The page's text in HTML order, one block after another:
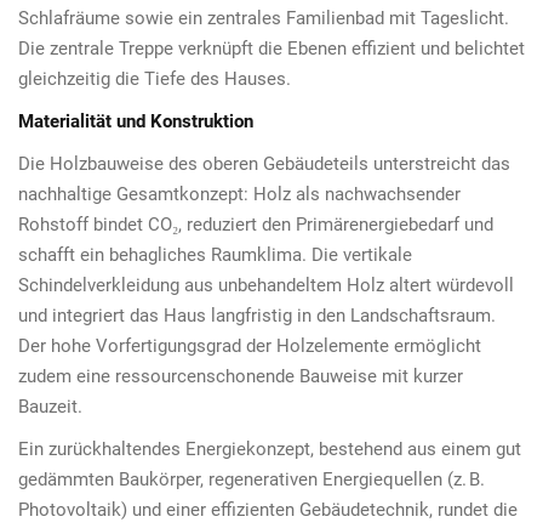
Schlafräume sowie ein zentrales Familienbad mit Tageslicht.
Die zentrale Treppe verknüpft die Ebenen effizient und belichtet
gleichzeitig die Tiefe des Hauses.
Materialität und Konstruktion
Die Holzbauweise des oberen Gebäudeteils unterstreicht das
nachhaltige Gesamtkonzept: Holz als nachwachsender
Rohstoff bindet CO₂, reduziert den Primärenergiebedarf und
schafft ein behagliches Raumklima. Die vertikale
Schindelverkleidung aus unbehandeltem Holz altert würdevoll
und integriert das Haus langfristig in den Landschaftsraum.
Der hohe Vorfertigungsgrad der Holzelemente ermöglicht
zudem eine ressourcenschonende Bauweise mit kurzer
Bauzeit.
Ein zurückhaltendes Energiekonzept, bestehend aus einem gut
gedämmten Baukörper, regenerativen Energiequellen (z. B.
Photovoltaik) und einer effizienten Gebäudetechnik, rundet die